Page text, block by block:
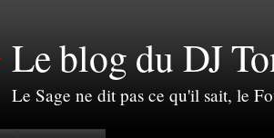
Le blog du DJ
Le Sage ne dit pas ce qu'il sait, le